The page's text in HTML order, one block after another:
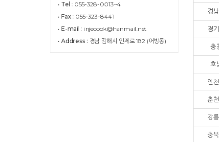
• Tel : 055-328-0013~4
• Fax : 055-323-8441
• E-mail : injecook@hanmail.net
• Address : 경남 김해시 인제로 182 (어방동)
경
경
충
호
인
춘
강
충